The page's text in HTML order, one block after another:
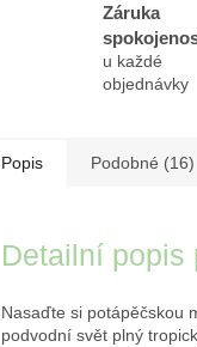
Záruka
u každé
objednávky
Popis Podobné (16)
Detailní popis
Nasaďte si potápěčskou
podvodní svět plný